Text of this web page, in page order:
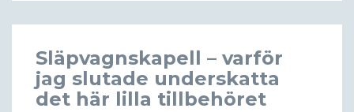
Släpvagnskapell – varför
jag slutade underskatta
det här lilla tillbehöret